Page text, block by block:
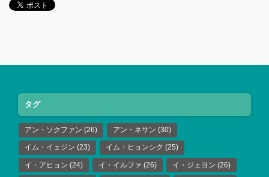
タグ
アン・ソクファン (26) アン・ネサン (30)
イム・イェジン (23) イム・ヒョンシク (25)
イ・アヒョン (24) イ・イルファ (26) イ・ジェヨン (26)